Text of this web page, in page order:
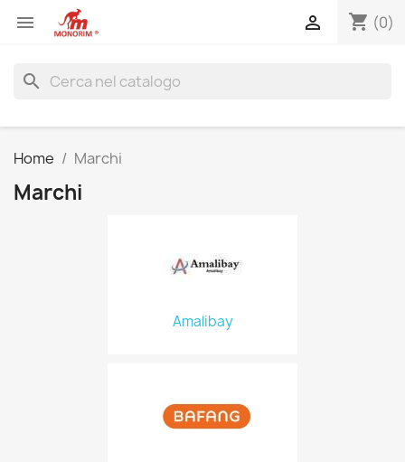
 shopping_cart (0)

search
Home Marchi
Marchi
Amalibay